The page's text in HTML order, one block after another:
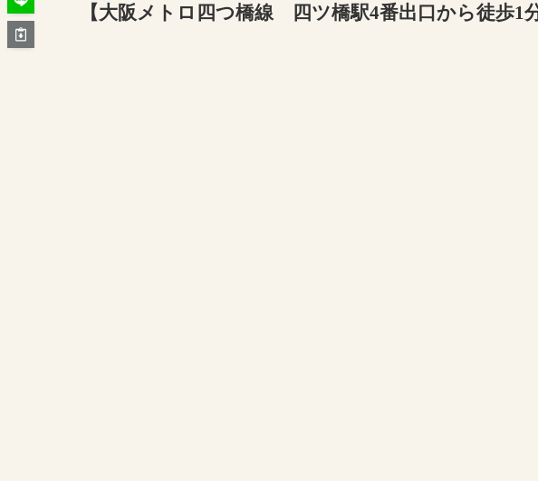
【大阪メトロ四つ橋線 四ツ橋駅4番出口から徒歩1分